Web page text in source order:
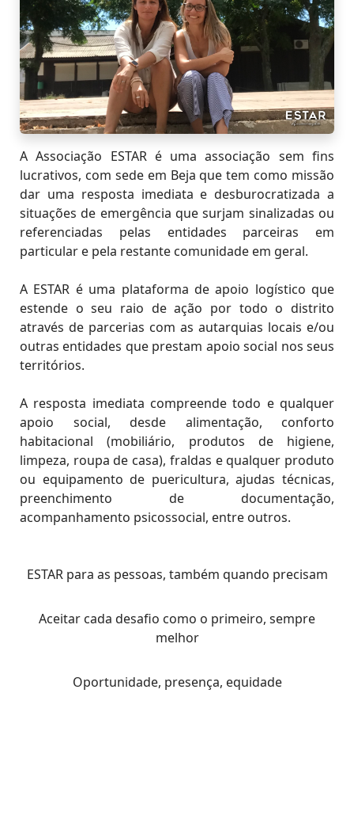
A Associação ESTAR é uma associação sem fins
lucrativos, com sede em Beja que tem como missão
dar uma resposta imediata e desburocratizada a
situações de emergência que surjam sinalizadas ou
referenciadas pelas entidades parceiras em
particular e pela restante comunidade em geral.
A ESTAR é uma plataforma de apoio logístico que
estende o seu raio de ação por todo o distrito
através de parcerias com as autarquias locais e/ou
outras entidades que prestam apoio social nos seus
territórios.
A resposta imediata compreende todo e qualquer
apoio social, desde alimentação, conforto
habitacional (mobiliário, produtos de higiene,
limpeza, roupa de casa), fraldas e qualquer produto
ou equipamento de puericultura, ajudas técnicas,
preenchimento de documentação,
acompanhamento psicossocial, entre outros.
ESTAR para as pessoas, também quando precisam
Aceitar cada desafio como o primeiro, sempre
melhor
Oportunidade, presença, equidade